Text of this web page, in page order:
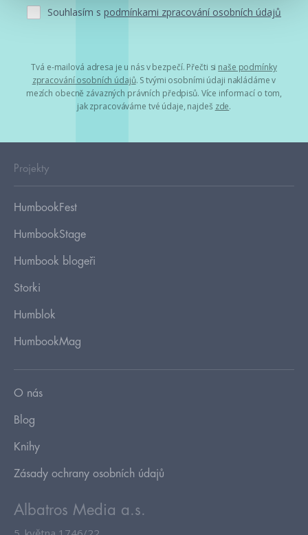
Souhlasím s podmínkami zpracování osobních údajů
Tvá e-mailová adresa je u nás v bezpečí. Přečti si naše podmínky
zpracování osobních údajů. S tvými osobními údaji nakládáme v
mezích obecně závazných právních předpisů. Více informací o tom,
jak zpracováváme tvé údaje, najdeš zde.
Projekty
HumbookFest
HumbookStage
Humbook blogeři
Storki
Humblok
HumbookMag
O nás
Blog
Knihy
Zásady ochrany osobních údajů
Albatros Media a.s.